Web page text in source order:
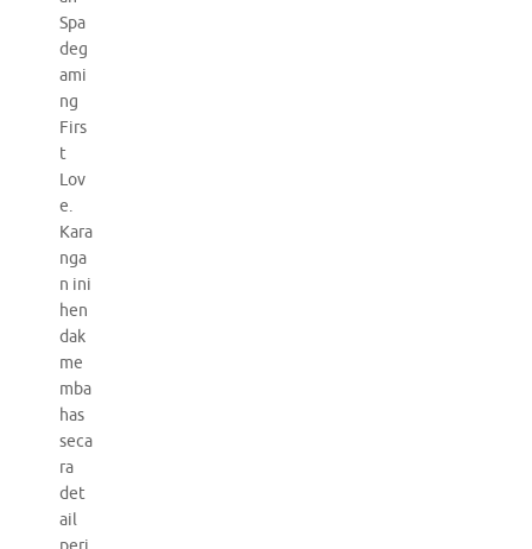
Spa
deg
ami
ng
Firs
t
Lov
e.
Kara
nga
n ini
hen
dak
me
mba
has
seca
ra
det
ail